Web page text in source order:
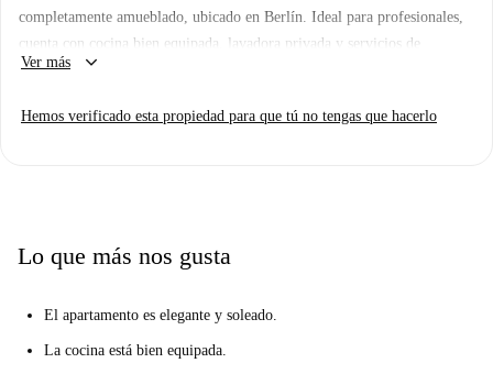
completamente amueblado, ubicado en Berlín. Ideal para profesionales,
cuenta con cocina bien equipada, lavadora privada y servicios de
electricidad, agua, gas, wifi y ropa de cama incluidos. Además, cuenta
pago. Es un apartamento libre de humo y mascotas, disponible solo para
Block House. Para disfrutar del ocio y explorar, tiene las atracciones
lugares turísticos cerca, un estilo de vida activo está a su alcance.
Ver más keyboard_arrow_down
Hemos verificado esta propiedad para que tú no tengas que hacerlo
Lo que más nos gusta
El apartamento es elegante y soleado.
La cocina está bien equipada.